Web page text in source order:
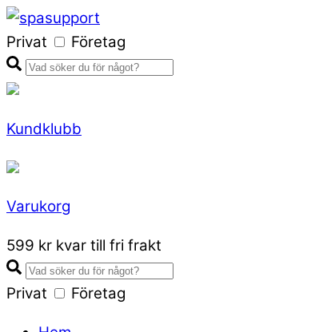
Skip
to
content
Privat Företag
Kundklubb
Varukorg
Close
Cart
599 kr kvar till fri frakt
Privat Företag